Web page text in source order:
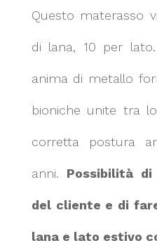
Questo materasso
di lana, 10 per
anima di metallo
bioniche unite tra
corretta postura
anni. Possibilità
del cliente e di
lana e lato estivo